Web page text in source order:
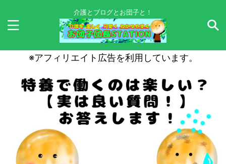
介護とブログとお団子と！
※アフィリエイト広告を利用しています。